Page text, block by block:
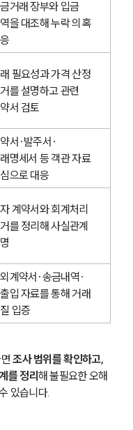
거래 장부와 입금
을 대조해 누락 의혹
필요성과 가격 산정
를 설명하고 관련
서 검토
서·발주서·
명세서 등 객관 자료
으로 대응
계약서와 회계처리
를 정리해 사실관계
계약서·송금내역·
입 자료를 통해 거래
입증
면 조사 범위를 확인하고,
를 정리해 불필요한 오해
있습니다.